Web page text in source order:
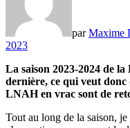
parMaxime
2023
La saison 2023-2024 de
dernière, ce qui veut
LNAH en vrac sont de
Tout au long de la saison,